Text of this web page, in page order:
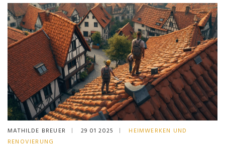
MATHILDE BREUER 29 01 2025
HEIMWERKEN UND
RENOVIERUNG